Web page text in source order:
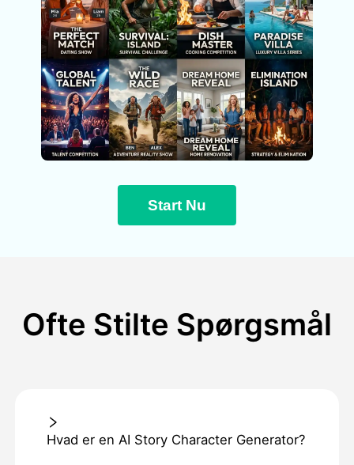
Start Nu
Ofte Stilte Spørgsmål
Hvad er en AI Story Character Generator?